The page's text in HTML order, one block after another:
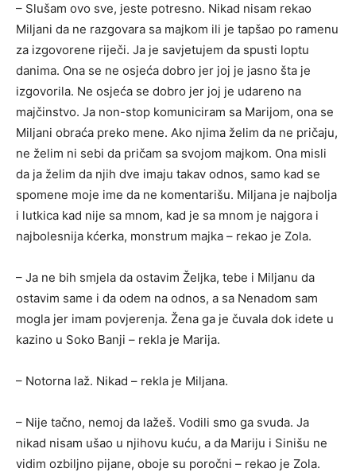
– Slušam ovo sve, jeste potresno. Nikad nisam rekao
Miljani da ne razgovara sa majkom ili je tapšao po ramenu
za izgovorene riječi. Ja je savjetujem da spusti loptu
danima. Ona se ne osjeća dobro jer joj je jasno šta je
izgovorila. Ne osjeća se dobro jer joj je udareno na
majčinstvo. Ja non-stop komuniciram sa Marijom, ona se
Miljani obraća preko mene. Ako njima želim da ne pričaju,
ne želim ni sebi da pričam sa svojom majkom. Ona misli
da ja želim da njih dve imaju takav odnos, samo kad se
spomene moje ime da ne komentarišu. Miljana je najbolja
i lutkica kad nije sa mnom, kad je sa mnom je najgora i
najbolesnija kćerka, monstrum majka – rekao je Zola.
– Ja ne bih smjela da ostavim Željka, tebe i Miljanu da
ostavim same i da odem na odnos, a sa Nenadom sam
mogla jer imam povjerenja. Žena ga je čuvala dok idete u
kazino u Soko Banji – rekla je Marija.
– Notorna laž. Nikad – rekla je Miljana.
– Nije tačno, nemoj da lažeš. Vodili smo ga svuda. Ja
nikad nisam ušao u njihovu kuću, a da Mariju i Sinišu ne
vidim ozbiljno pijane, oboje su poročni – rekao je Zola.